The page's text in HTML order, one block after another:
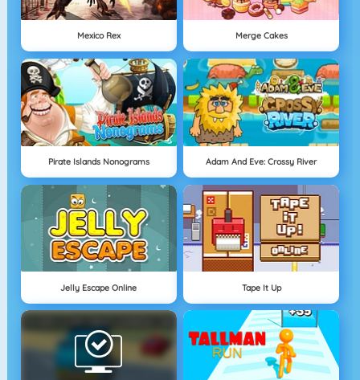
Mexico Rex Merge Cakes
Pirate Islands Nonograms Adam And Eve: Crossy River
Jelly Escape Online Tape It Up